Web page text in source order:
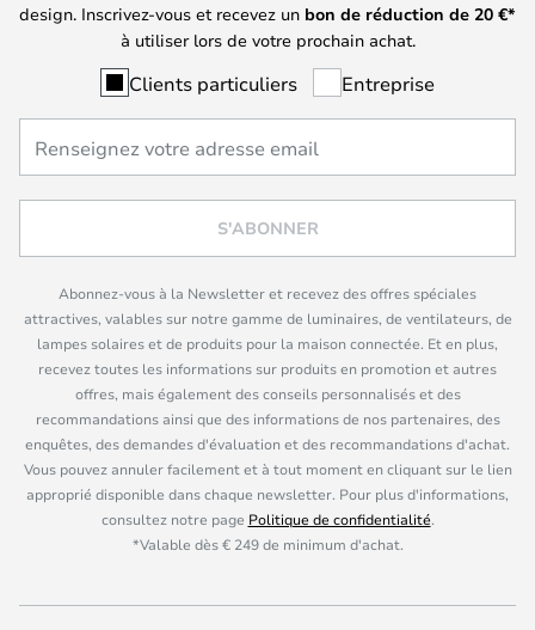
design. Inscrivez-vous et recevez un bon de réduction de 20 €*
à utiliser lors de votre prochain achat.
Clients particuliers Entreprise
S'ABONNER
Abonnez-vous à la Newsletter et recevez des offres spéciales
attractives, valables sur notre gamme de luminaires, de ventilateurs, de
lampes solaires et de produits pour la maison connectée. Et en plus,
recevez toutes les informations sur produits en promotion et autres
offres, mais également des conseils personnalisés et des
recommandations ainsi que des informations de nos partenaires, des
enquêtes, des demandes d'évaluation et des recommandations d'achat.
Vous pouvez annuler facilement et à tout moment en cliquant sur le lien
approprié disponible dans chaque newsletter. Pour plus d'informations,
consultez notre page Politique de confidentialité.
*Valable dès € 249 de minimum d'achat.